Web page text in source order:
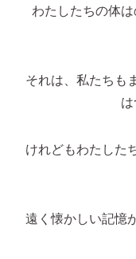
わたしたちの体
それは、私たちも
けれどもわたした
遠く懐かしい記憶